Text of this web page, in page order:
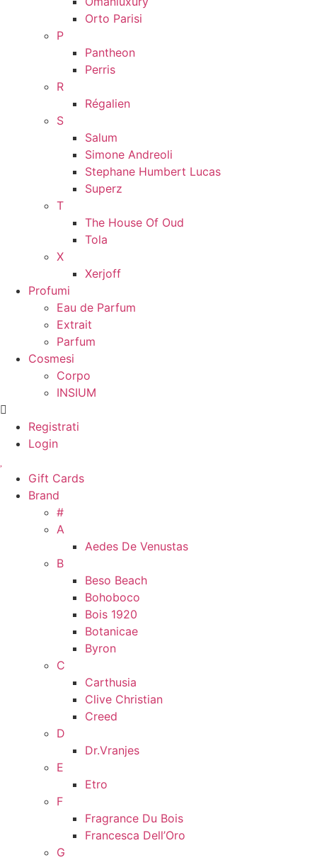
Orto Parisi
P
Pantheon
Perris
R
Régalien
S
Salum
Simone Andreoli
Stephane Humbert Lucas
Superz
T
The House Of Oud
Tola
X
Xerjoff
Profumi
Eau de Parfum
Extrait
Parfum
Cosmesi
Corpo
INSIUM
Registrati
Login
Gift Cards
Brand
#
A
Aedes De Venustas
B
Beso Beach
Bohoboco
Bois 1920
Botanicae
Byron
C
Carthusia
Clive Christian
Creed
D
Dr.Vranjes
E
Etro
F
Fragrance Du Bois
Francesca Dell’Oro
G